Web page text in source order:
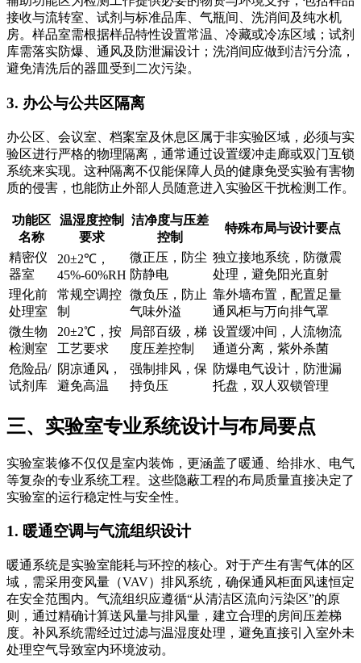
接收与流转室、试剂与标准品库、气瓶间、洗消间及纯水机
房。样品室需根据样品特性设置常温、冷藏或冷冻区域；试剂
库需落实防爆、通风及防泄漏设计；洗消间应做到洁污分流，
避免清洗后的器皿受到二次污染。
3. 办公与公共区隔离
办公区、会议室、档案室及休息区属于非实验区域，必须与实
验区进行严格的物理隔离，通常通过设置缓冲走廊或双门互锁
系统来实现。这种隔离不仅能保障人员的健康免受实验有害物
质的侵害，也能防止外部人员随意进入实验区干扰检测工作。
功能区
名称
温湿度控制
要求
洁净度与压差
控制
特殊布局与设计要点
精密仪
器室
20±2℃，
45%-60%RH
微正压，防尘
防静电
独立接地系统，防微震
处理，避免阳光直射
理化前
处理室
常规空调控
制
微负压，防止
气味外溢
靠外墙布置，配置足量
通风柜与万向排气罩
微生物
检测室
20±2℃，按
工艺要求
局部百级，梯
度压差控制
设置缓冲间，人流物流
通道分离，紫外杀菌
危险品/
试剂库
阴凉通风，
避免高温
强制排风，保
持负压
防爆电气设计，防泄漏
托盘，双人双锁管理
三、实验室专业系统设计与布局要点
实验室装修不仅仅是室内装饰，更涵盖了暖通、给排水、电气
等复杂的专业系统工程。这些隐蔽工程的布局质量直接决定了
实验室的运行稳定性与安全性。
1. 暖通空调与气流组织设计
暖通系统是实验室能耗与环控的核心。对于产生有害气体的区
域，需采用变风量（VAV）排风系统，确保通风柜面风速恒定
在安全范围内。气流组织应遵循“从清洁区流向污染区”的原
则，通过精确计算送风量与排风量，建立合理的房间压差梯
度。补风系统需经过过滤与温湿度处理，避免直接引入室外未
处理空气导致室内环境波动。